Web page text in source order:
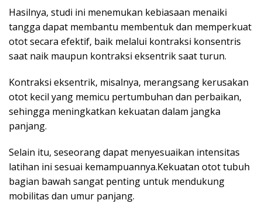
Hasilnya, studi ini menemukan kebiasaan menaiki
tangga dapat membantu membentuk dan memperkuat
otot secara efektif, baik melalui kontraksi konsentris
saat naik maupun kontraksi eksentrik saat turun.
Kontraksi eksentrik, misalnya, merangsang kerusakan
otot kecil yang memicu pertumbuhan dan perbaikan,
sehingga meningkatkan kekuatan dalam jangka
panjang.
Selain itu, seseorang dapat menyesuaikan intensitas
latihan ini sesuai kemampuannya.Kekuatan otot tubuh
bagian bawah sangat penting untuk mendukung
mobilitas dan umur panjang.